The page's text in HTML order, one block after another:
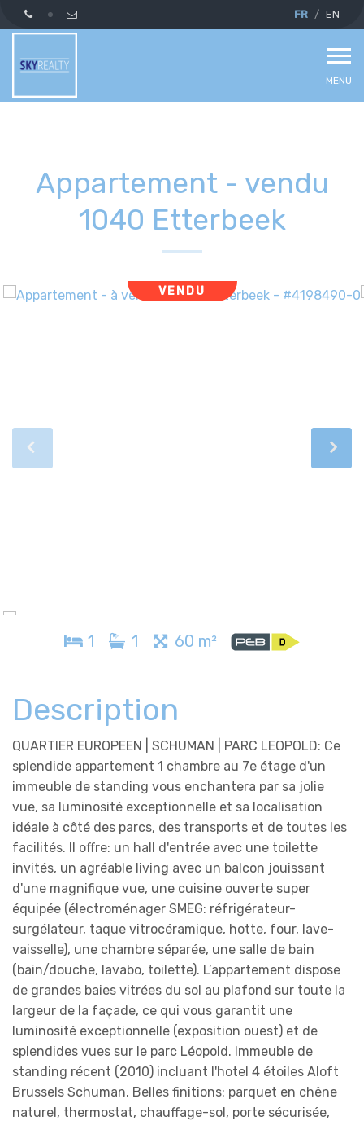
FR EN
MENU
Appartement - vendu
1040 Etterbeek
VENDU
1 1 60 m²
Description
QUARTIER EUROPEEN | SCHUMAN | PARC LEOPOLD: Ce
splendide appartement 1 chambre au 7e étage d'un
immeuble de standing vous enchantera par sa jolie
vue, sa luminosité exceptionnelle et sa localisation
idéale à côté des parcs, des transports et de toutes les
facilités. Il offre: un hall d'entrée avec une toilette
invités, un agréable living avec un balcon jouissant
d'une magnifique vue, une cuisine ouverte super
équipée (électroménager SMEG: réfrigérateur-
surgélateur, taque vitrocéramique, hotte, four, lave-
vaisselle), une chambre séparée, une salle de bain
(bain/douche, lavabo, toilette). L’appartement dispose
de grandes baies vitrées du sol au plafond sur toute la
largeur de la façade, ce qui vous garantit une
luminosité exceptionnelle (exposition ouest) et de
splendides vues sur le parc Léopold. Immeuble de
standing récent (2010) incluant l'hotel 4 étoiles Aloft
Brussels Schuman. Belles finitions: parquet en chêne
naturel, thermostat, chauffage-sol, porte sécurisée,